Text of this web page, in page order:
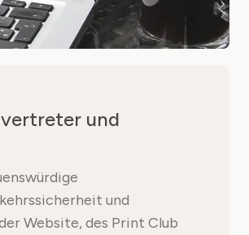
und
und
Website, des Print Club